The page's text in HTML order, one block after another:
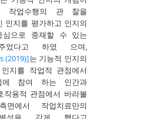
작업수행의 관 찰을
인지를 평가하고 인지의
심으로 중재할 수 있는
었다고 하였 으며,
(2019)]는 기능적 인지의
지를 작업적 관점에서
에 참여 하는 인간과
작용적 관점에서 바라볼
에서 작업치료만의